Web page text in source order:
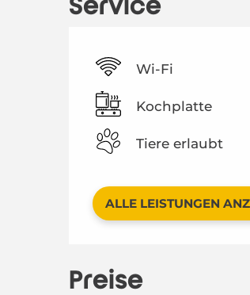
Service
Wi-Fi
Kochplatte
Tiere erlaubt
ALLE LEISTUNGEN
Preise